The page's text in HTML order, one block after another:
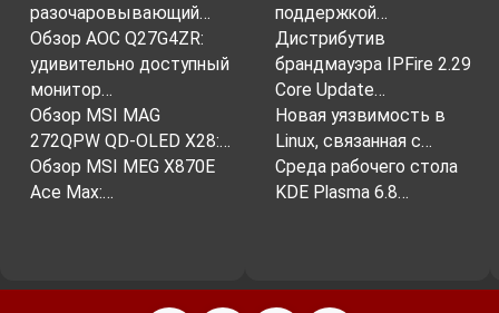
разочаровывающий…
Обзор AOC Q27G4ZR:
удивительно доступный
монитор…
Обзор MSI MAG
272QPW QD-OLED X28:…
Обзор MSI MEG X870E
Ace Max:…
поддержкой…
Дистрибутив
брандмауэра IPFire 2.29
Core Update…
Новая уязвимость в
Linux, связанная с…
Среда рабочего стола
KDE Plasma 6.8…